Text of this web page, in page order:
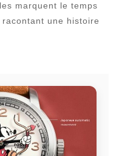
marquent le temps
une histoire